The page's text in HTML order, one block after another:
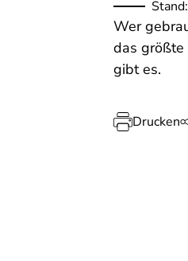
Stand:
Wer
das größte
gibt es.
Drucken